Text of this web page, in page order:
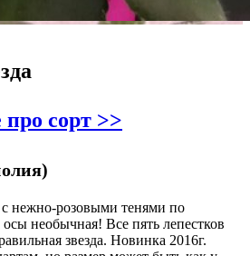
про сорт >>
с нежно-розовыми тенями по
необычная! Все пять лепестков
звезда. Новинка 2016г.